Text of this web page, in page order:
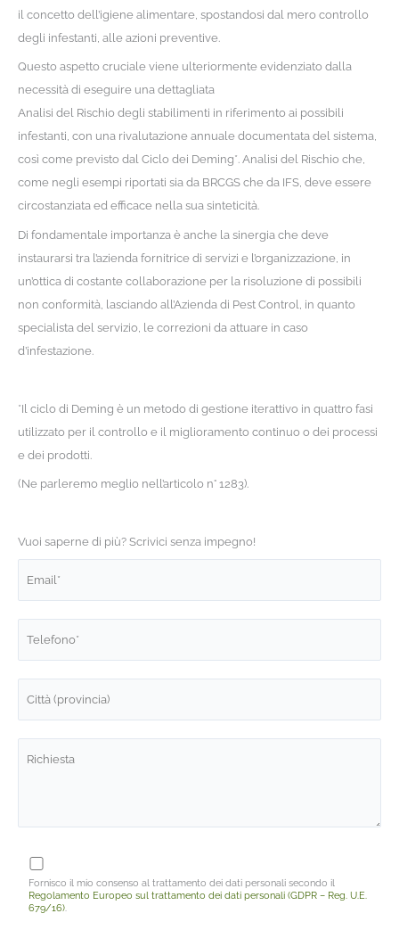
il concetto dell’igiene alimentare, spostandosi dal mero controllo
degli infestanti, alle azioni preventive.
Questo aspetto cruciale viene ulteriormente evidenziato dalla
necessità di eseguire una dettagliata
Analisi del Rischio degli stabilimenti in riferimento ai possibili
infestanti, con una rivalutazione annuale documentata del sistema,
così come previsto dal Ciclo dei Deming*. Analisi del Rischio che,
come negli esempi riportati sia da BRCGS che da IFS, deve essere
circostanziata ed efficace nella sua sinteticità.
Di fondamentale importanza è anche la sinergia che deve
instaurarsi tra l’azienda fornitrice di servizi e l’organizzazione, in
un’ottica di costante collaborazione per la risoluzione di possibili
non conformità, lasciando all’Azienda di Pest Control, in quanto
specialista del servizio, le correzioni da attuare in caso
d’infestazione.
*Il ciclo di Deming è un metodo di gestione iterattivo in quattro fasi
utilizzato per il controllo e il miglioramento continuo o dei processi
e dei prodotti.
(Ne parleremo meglio nell’articolo n° 1283).
Vuoi saperne di più? Scrivici senza impegno!
Fornisco il mio consenso al trattamento dei dati personali secondo il
Regolamento Europeo sul trattamento dei dati personali (GDPR – Reg. U.E.
679/16)